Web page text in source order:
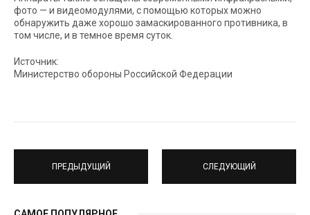
фото — и видеомодулями, с помощью которых можно
обнаружить даже хорошо замаскированного противника, в
том числе, и в темное время суток.
Источник:
Министерство обороны Российской Федерации
ПРЕДЫДУЩИЙ СЛЕДУЮЩИЙ